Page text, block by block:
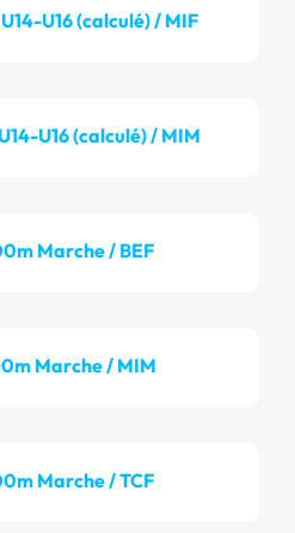
U16 (calculé) / MIF
U16 (calculé) / MIM
Marche / BEF
Marche / MIM
Marche / TCF